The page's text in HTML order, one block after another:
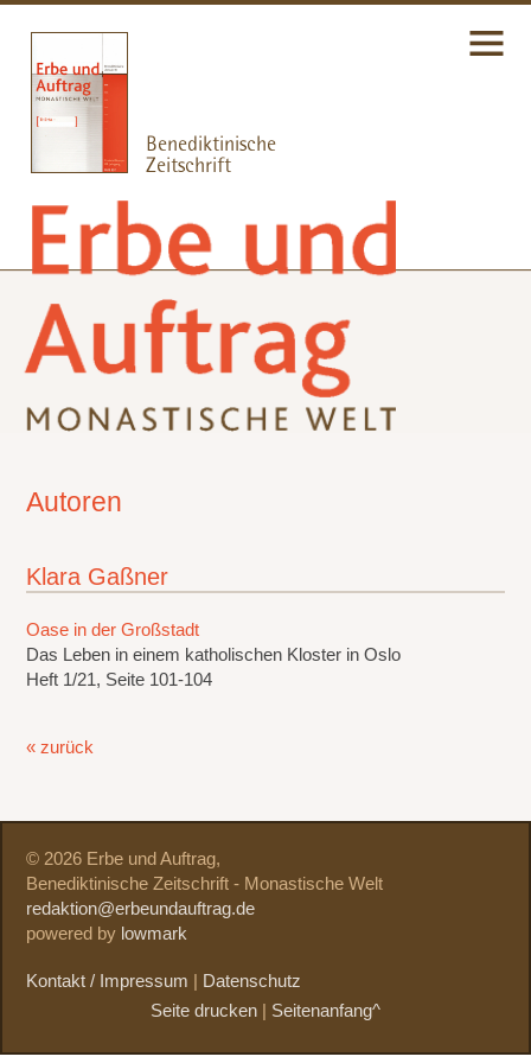
Autoren
Klara Gaßner
Oase in der Großstadt
Das Leben in einem katholischen Kloster in Oslo
Heft 1/21, Seite 101-104
« zurück
© 2026 Erbe und Auftrag,
Benediktinische Zeitschrift - Monastische Welt
redaktion@erbeundauftrag.de
powered by lowmark
Kontakt / Impressum
Datenschutz
Seite drucken
Seitenanfang^